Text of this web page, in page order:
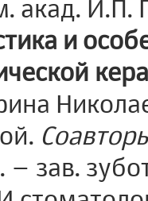
акад. И.П.
и
– зав.